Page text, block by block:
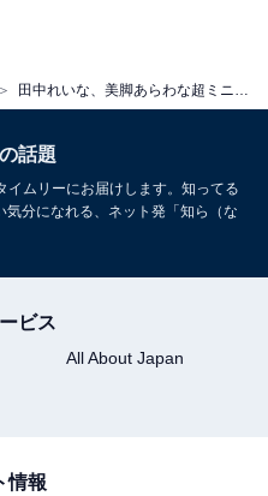
話題
イムリーにお届けします。知ってる
分になれる、ネット発「知ら（な
ビス
All About Japan
情報